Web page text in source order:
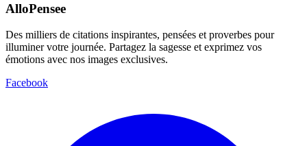
AlloPensee
Des milliers de citations inspirantes, pensées et proverbes pour
illuminer votre journée. Partagez la sagesse et exprimez vos
émotions avec nos images exclusives.
Facebook